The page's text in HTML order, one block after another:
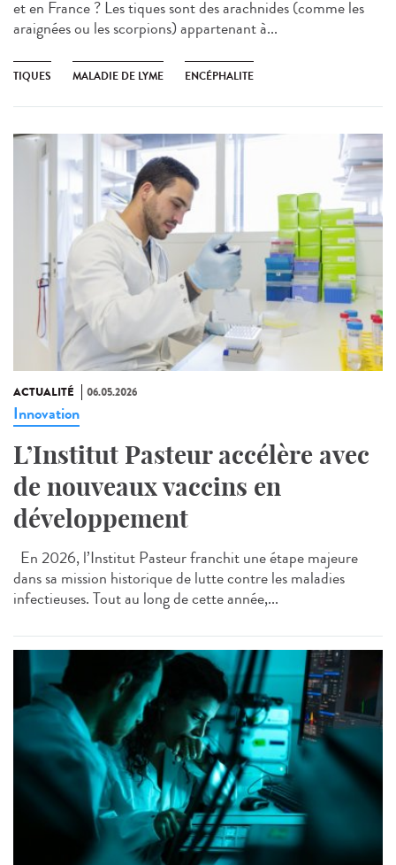
et en France ? Les tiques sont des arachnides (comme les
araignées ou les scorpions) appartenant à...
TIQUES MALADIE DE LYME ENCÉPHALITE
ACTUALITÉ 06.05.2026
Innovation
L’Institut Pasteur accélère avec
de nouveaux vaccins en
développement
En 2026, l’Institut Pasteur franchit une étape majeure
dans sa mission historique de lutte contre les maladies
infectieuses. Tout au long de cette année,...